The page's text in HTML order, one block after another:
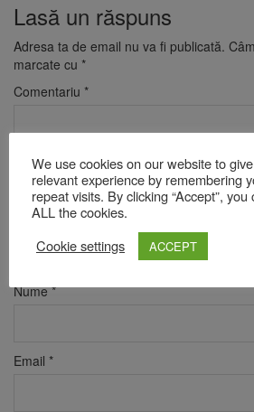
Lasă un răspuns
Adresa ta de email nu va fi publicată.
marcate cu *
Comentariu *
Nume*
Email *
We use cookies on our website to
relevant experience by remembering
repeat visits. By clicking “Accept”,
ALL the cookies.
Cookie settings
ACCEPT